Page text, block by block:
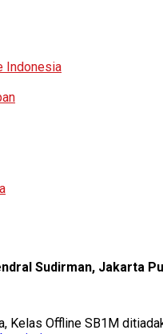
Indonesia
Sudirman, Jakarta
Kelas Offline SB1M